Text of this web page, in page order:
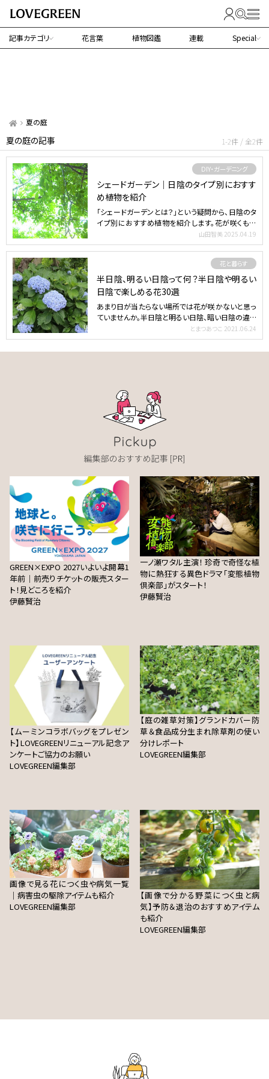
記事カテゴリ 花言葉 植物図鑑 連載 Special
夏の庭
夏の庭の記事 1-2件 / 全2件
DIY・ガーデニング
シェードガーデン｜日陰のタイプ別におすす
め植物を紹介
「シェードガーデンとは？」という疑問から、日陰のタ
イプ別におすすめ植物を紹介します。花が咲くもの
山田智美 2025.04.19
花と暮らす
半日陰、明るい日陰って何？半日陰や明るい
日陰で楽しめる花30選
あまり日が当たらない場所では花が咲かないと思っ
ていませんか。半日陰と明るい日陰、暗い日陰の違い
とまつあつこ 2021.06.24
GREEN×EXPO 2027いよいよ開幕1
年前｜前売りチケットの販売スター
ト！見どころを紹介
伊藤賢治
一ノ瀬ワタル主演！ 珍奇で奇怪な植
物に熱狂する異色ドラマ「変態植物
倶楽部」がスタート！
伊藤賢治
【ムーミンコラボバッグをプレゼン
ト】LOVEGREENリニューアル記念ア
ンケートご協力のお願い
LOVEGREEN編集部
【庭の雑草対策】グランドカバー防
草＆食品成分生まれ除草剤の使い
分けレポート
LOVEGREEN編集部
画像で見る花につく虫や病気一覧
｜病害虫の駆除アイテムも紹介
LOVEGREEN編集部
【画像で分かる野菜につく虫と病
気】予防＆退治のおすすめアイテム
も紹介
LOVEGREEN編集部